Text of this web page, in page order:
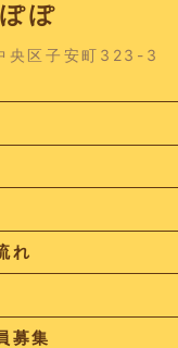
ぽ
央区子安町323-3
れ
募集